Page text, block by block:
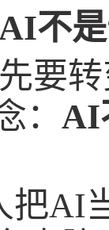
不
要
： AI
把AI